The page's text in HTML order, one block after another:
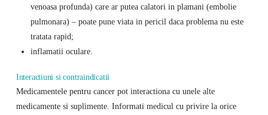
venoasa profunda) care ar putea calatori in plamani (embolie
pulmonara) – poate pune viata in pericil daca problema nu este
tratata rapid;
inflamatii oculare.
Interactiuni si contraindicatii
Medicamentele pentru cancer pot interactiona cu unele alte
medicamente si suplimente. Informati medicul cu privire la orice